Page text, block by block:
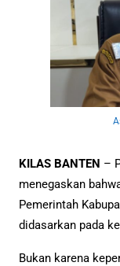
KILAS BANTEN –
menegaskan
Pemerintah
didasarkan pada
Bukan karena